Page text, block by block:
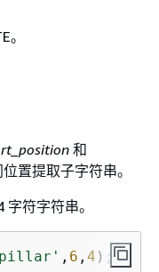
。
和
置提取子字符串。
符字符串。
, 6 , 4 );